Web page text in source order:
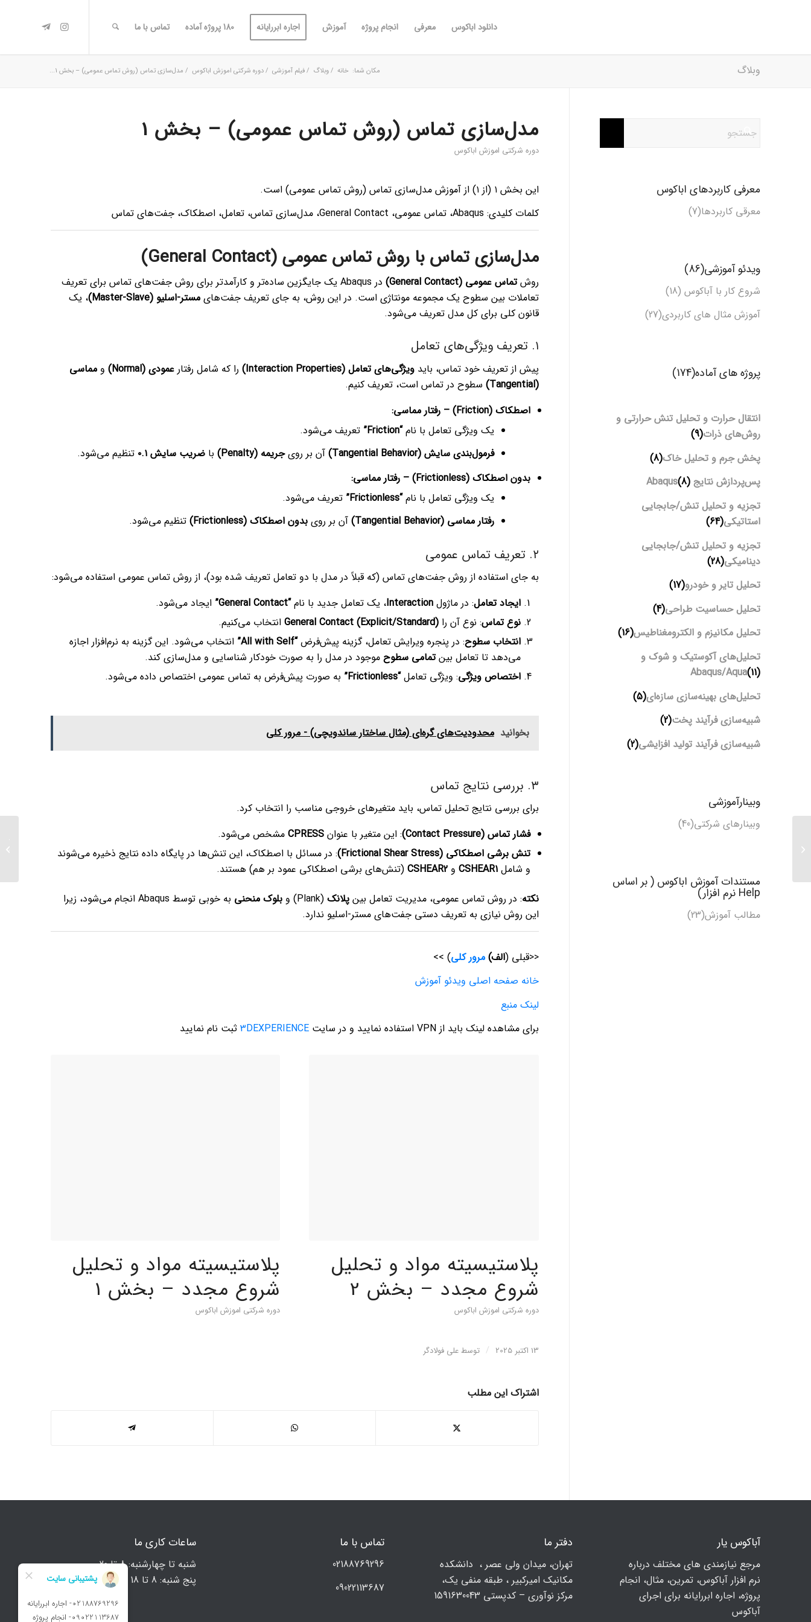
دانلود اباکوس معرفی انجام پروژه آموزش اجاره ابررایانه 180 پروژه آماده تماس با ما
وبلاگ مکان شما: خانه /وبلاگ /فیلم آموزشی /دوره شرکتی اموزش اباکوس / مدل‌سازی تماس (روش تماس عمومی) – بخش 1...
مدل‌سازی تماس (روش تماس عمومی) – بخش 1
دوره شرکتی اموزش اباکوس
این بخش ۱ (از ۱) از آموزش مدل‌سازی تماس (روش تماس عمومی) است.
کلمات کلیدی: Abaqus، تماس عمومی، General Contact، مدل‌سازی تماس، تعامل، اصطکاک، جفت‌های تماس
مدل‌سازی تماس با روش تماس عمومی (General Contact)
روشتماس عمومی (General Contact)
در Abaqus یک جایگزین ساده‌تر و کارآمدتر برای روش جفت‌های تماس برای تعریف
تعاملات بین سطوح یک مجموعه مونتاژی است. در این روش، به جای تعریف جفت‌هایمستر-اسلیو (Master-Slave)
، یک
قانون کلی برای کل مدل تعریف می‌شود.
۱. تعریف ویژگی‌های تعامل
پیش از تعریف خود تماس، بایدویژگی‌های تعامل (Interaction Properties) را که شامل رفتارعمودی (Normal) ومماسی
(Tangential)
سطوح در تماس است، تعریف کنیم.
اصطکاک (Friction) – رفتار مماسی:
یک ویژگی تعامل با نام“Friction”
تعریف می‌شود.
فرمول‌بندی سایش (Tangential Behavior)
آن بر رویجریمه (Penalty) باضریب سایش ۰.۱
تنظیم می‌شود.
بدون اصطکاک (Frictionless) – رفتار مماسی:
یک ویژگی تعامل با نام“Frictionless”
تعریف می‌شود.
رفتار مماسی (Tangential Behavior)
آن بر رویبدون اصطکاک (Frictionless) تنظیم می‌شود.
۲. تعریف تماس عمومی
به جای استفاده از روش جفت‌های تماس (که قبلاً در مدل با دو تعامل تعریف شده بود)، از روش تماس عمومی استفاده می‌شود:
ایجاد تعامل: در ماژولInteraction، یک تعامل جدید با نام“General Contact”
ایجاد می‌شود.
نوع تماس: نوع آن راGeneral Contact (Explicit/Standard) انتخاب می‌کنیم.
انتخاب سطوح: در پنجره ویرایش تعامل، گزینه پیش‌فرض“All with Self”
انتخاب می‌شود. این گزینه به نرم‌افزار اجازه
می‌دهد تا تعامل بینتمامی سطوح موجود در مدل را به صورت خودکار شناسایی و مدل‌سازی کند.
اختصاص ویژگی: ویژگی تعامل“Frictionless” به صورت پیش‌فرض به تماس عمومی اختصاص داده می‌شود.
بخوانید محدودیت‌های گره‌ای (مثال ساختار ساندویچی) - مرور کلی
۳. بررسی نتایج تماس
برای بررسی نتایج تحلیل تماس، باید متغیرهای خروجی مناسب را انتخاب کرد.
فشار تماس (Contact Pressure)
: این متغیر با عنوانCPRESS مشخص می‌شود.
تنش برشی اصطکاکی (Frictional Shear Stress)
: در مسائل با اصطکاک، این تنش‌ها در پایگاه داده نتایج ذخیره می‌شوند
و شاملCSHEAR1 وCSHEAR2 (تنش‌های برشی اصطکاکی عمود بر هم) هستند.
نکته: در روش تماس عمومی، مدیریت تعامل بینپلانک (Plank) و بلوک منحنی
به خوبی توسط Abaqus انجام می‌شود، زیرا
این روش نیازی به تعریف دستی جفت‌های مستر-اسلیو ندارد.
<<قبلی (الف)مرور کلی) >>
خانه صفحه اصلی ویدئو آموزش
لینک منبع
برای مشاهده لینک باید از VPN استفاده نمایید و در سایت
3DEXPERIENCE ثبت نام نمایید
پلاستیسیته مواد و تحلیل
شروع مجدد – بخش 2
دوره شرکتی اموزش اباکوس
پلاستیسیته مواد و تحلیل
شروع مجدد – بخش 1
دوره شرکتی اموزش اباکوس
13 اکتبر 2025 / توسطعلی فولادگر
اشتراک این مطلب
معرفی کاربردهای اباکوس
معرقی کاربردها(7)
ویدئو آموزشی(86)
شروع کار با آباکوس (18)
آموزش مثال های کاربردی(27)
پروژه های آماده(174)
انتقال حرارت و تحلیل تنش حرارتی و
روش‌های ذرات(9)
پخش جرم و تحلیل خاک(8)
پس‌پردازش نتایج Abaqus (8)
تجزیه و تحلیل تنش/جابجایی
استاتیکی(64)
تجزیه و تحلیل تنش/جابجایی
دینامیکی(28)
تحلیل تایر و خودرو(17)
تحلیل حساسیت طراحی(4)
تحلیل مکانیزم و الکترومغناطیس(16)
تحلیل‌های آکوستیک و شوک و
Abaqus/Aqua(11)
تحلیل‌های بهینه‌سازی سازه‌ای(5)
شبیه‌سازی فرآیند پخت(2)
شبیه‌سازی فرآیند تولید افزایشی(2)
وبینارآموزشی
وبینارهای شرکتی(40)
مستندات آموزش اباکوس ( بر اساس
Help نرم افزار)
مطالب آموزش(23)
آباکوس یار
مرجع نیازمندی های مختلف درباره
نرم افزار آباکوس، تمرین، مثال، انجام
پروژه، اجاره ابررایانه برای اجرای
آباکوس
دفتر ما
تهران، ميدان ولي عصر ، دانشکده
مكانيك امیرکبیر ، طبقه منفی یک،
مرکز نوآوری – کدپستی 1591630043
تماس با ما
02188769296
09022113687
ساعات کاری ما
شنبه تا چهارشنبه: 8 تا 20
پنج شنبه: 8 تا 18